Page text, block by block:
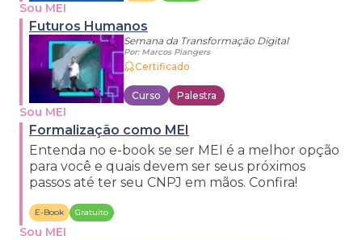
Sou MEI
Futuros Humanos
Semana da Transformação Digital
Por: Marcos Piangers
Certificado
Curso Palestra
Sou MEI
Formalização como MEI
Entenda no e-book se ser MEI é a melhor opção
para você e quais devem ser seus próximos
passos até ter seu CNPJ em mãos. Confira!
E-Book Gratuito
Sou MEI